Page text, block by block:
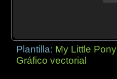
Plantilla: My Little Pony
Gráfico vectorial